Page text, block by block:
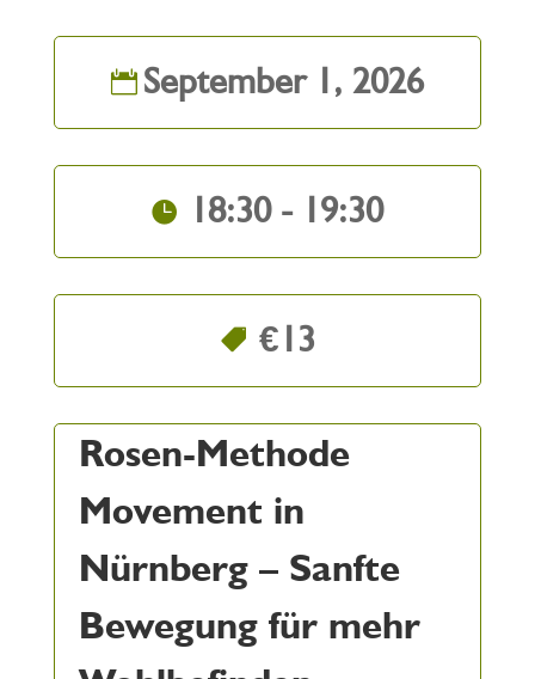
September 1, 2026
18:30 - 19:30
€13
Rosen-Methode
Movement in
Nürnberg – Sanfte
Bewegung für mehr